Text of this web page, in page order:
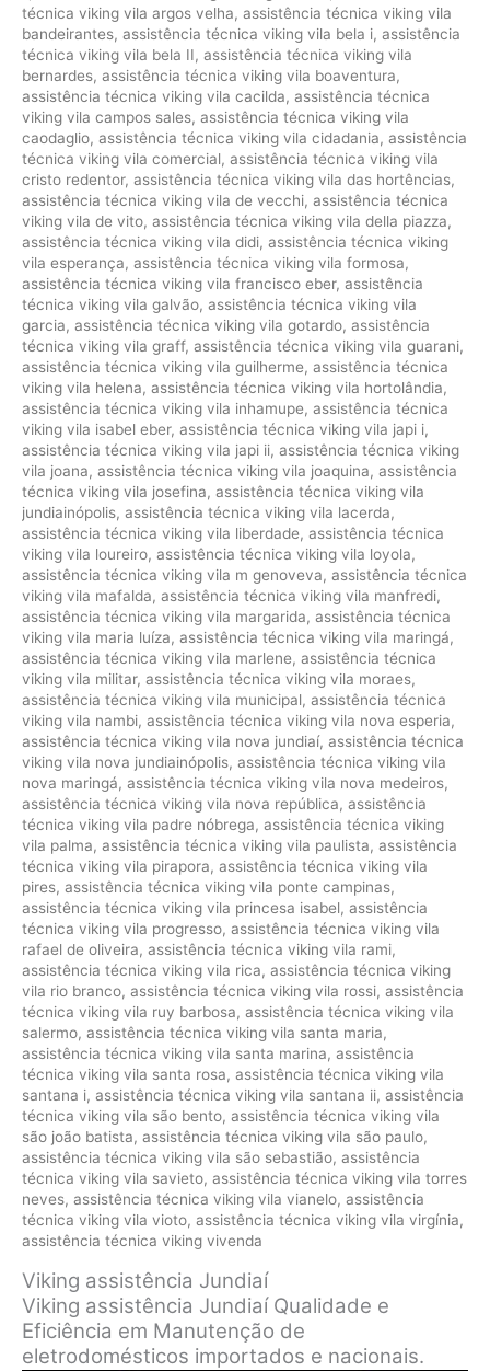
técnica viking vila argos velha, assistência técnica viking vila
bandeirantes, assistência técnica viking vila bela i, assistência
técnica viking vila bela II, assistência técnica viking vila
bernardes, assistência técnica viking vila boaventura,
assistência técnica viking vila cacilda, assistência técnica
viking vila campos sales, assistência técnica viking vila
caodaglio, assistência técnica viking vila cidadania, assistência
técnica viking vila comercial, assistência técnica viking vila
cristo redentor, assistência técnica viking vila das hortências,
assistência técnica viking vila de vecchi, assistência técnica
viking vila de vito, assistência técnica viking vila della piazza,
assistência técnica viking vila didi, assistência técnica viking
vila esperança, assistência técnica viking vila formosa,
assistência técnica viking vila francisco eber, assistência
técnica viking vila galvão, assistência técnica viking vila
garcia, assistência técnica viking vila gotardo, assistência
técnica viking vila graff, assistência técnica viking vila guarani,
assistência técnica viking vila guilherme, assistência técnica
viking vila helena, assistência técnica viking vila hortolândia,
assistência técnica viking vila inhamupe, assistência técnica
viking vila isabel eber, assistência técnica viking vila japi i,
assistência técnica viking vila japi ii, assistência técnica viking
vila joana, assistência técnica viking vila joaquina, assistência
técnica viking vila josefina, assistência técnica viking vila
jundiainópolis, assistência técnica viking vila lacerda,
assistência técnica viking vila liberdade, assistência técnica
viking vila loureiro, assistência técnica viking vila loyola,
assistência técnica viking vila m genoveva, assistência técnica
viking vila mafalda, assistência técnica viking vila manfredi,
assistência técnica viking vila margarida, assistência técnica
viking vila maria luíza, assistência técnica viking vila maringá,
assistência técnica viking vila marlene, assistência técnica
viking vila militar, assistência técnica viking vila moraes,
assistência técnica viking vila municipal, assistência técnica
viking vila nambi, assistência técnica viking vila nova esperia,
assistência técnica viking vila nova jundiaí, assistência técnica
viking vila nova jundiainópolis, assistência técnica viking vila
nova maringá, assistência técnica viking vila nova medeiros,
assistência técnica viking vila nova república, assistência
técnica viking vila padre nóbrega, assistência técnica viking
vila palma, assistência técnica viking vila paulista, assistência
técnica viking vila pirapora, assistência técnica viking vila
pires, assistência técnica viking vila ponte campinas,
assistência técnica viking vila princesa isabel, assistência
técnica viking vila progresso, assistência técnica viking vila
rafael de oliveira, assistência técnica viking vila rami,
assistência técnica viking vila rica, assistência técnica viking
vila rio branco, assistência técnica viking vila rossi, assistência
técnica viking vila ruy barbosa, assistência técnica viking vila
salermo, assistência técnica viking vila santa maria,
assistência técnica viking vila santa marina, assistência
técnica viking vila santa rosa, assistência técnica viking vila
santana i, assistência técnica viking vila santana ii, assistência
técnica viking vila são bento, assistência técnica viking vila
são joão batista, assistência técnica viking vila são paulo,
assistência técnica viking vila são sebastião, assistência
técnica viking vila savieto, assistência técnica viking vila torres
neves, assistência técnica viking vila vianelo, assistência
técnica viking vila vioto, assistência técnica viking vila virgínia,
assistência técnica viking vivenda
Viking assistência Jundiaí
Viking assistência Jundiaí Qualidade e
Eficiência em Manutenção de
eletrodomésticos importados e nacionais.